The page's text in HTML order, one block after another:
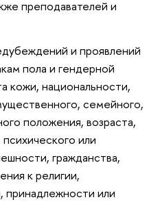
преподавателей и
и проявлений
пола и гендерной
кожи, национальности,
семейного,
положения, возраста,
или
гражданства,
к религии,
принадлежности или